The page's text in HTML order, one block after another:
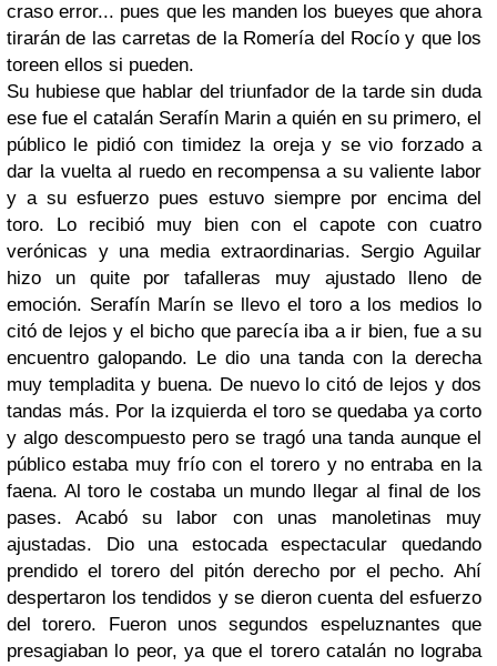
craso error... pues que les manden los bueyes que ahora
tirarán de las carretas de la Romería del Rocío y que los
toreen ellos si pueden.
Su hubiese que hablar del triunfador de la tarde sin duda
ese fue el catalán Serafín Marin a quién en su primero, el
público le pidió con timidez la oreja y se vio forzado a
dar la vuelta al ruedo en recompensa a su valiente labor
y a su esfuerzo pues estuvo siempre por encima del
toro. Lo recibió muy bien con el capote con cuatro
verónicas y una media extraordinarias. Sergio Aguilar
hizo un quite por tafalleras muy ajustado lleno de
emoción. Serafín Marín se llevo el toro a los medios lo
citó de lejos y el bicho que parecía iba a ir bien, fue a su
encuentro galopando. Le dio una tanda con la derecha
muy templadita y buena. De nuevo lo citó de lejos y dos
tandas más. Por la izquierda el toro se quedaba ya corto
y algo descompuesto pero se tragó una tanda aunque el
público estaba muy frío con el torero y no entraba en la
faena. Al toro le costaba un mundo llegar al final de los
pases. Acabó su labor con unas manoletinas muy
ajustadas. Dio una estocada espectacular quedando
prendido el torero del pitón derecho por el pecho. Ahí
despertaron los tendidos y se dieron cuenta del esfuerzo
del torero. Fueron unos segundos espeluznantes que
presagiaban lo peor, ya que el torero catalán no lograba